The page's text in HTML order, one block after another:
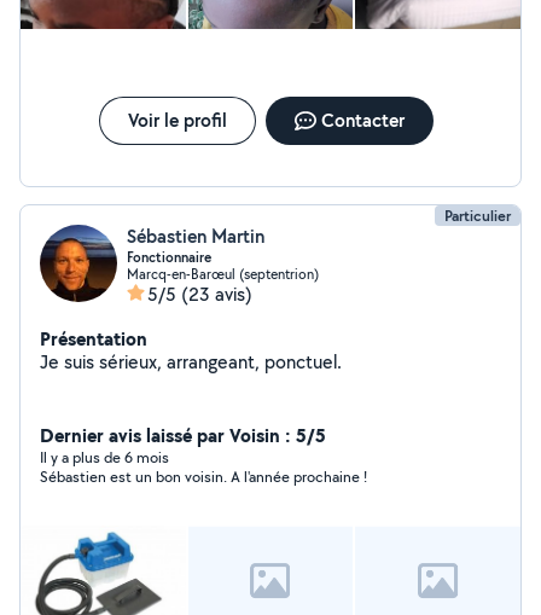
Voir le profil Contacter
Particulier
Sébastien Martin
Fonctionnaire
Marcq-en-Barœul (septentrion)
5/5 (23 avis)
Présentation
Je suis sérieux, arrangeant, ponctuel.
Dernier avis laissé par Voisin : 5/5
Il y a plus de 6 mois
Sébastien est un bon voisin. A l'année prochaine !